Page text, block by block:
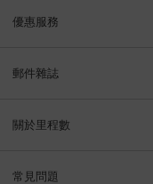
優惠服務
郵件雜誌
關於里程數
常見問題